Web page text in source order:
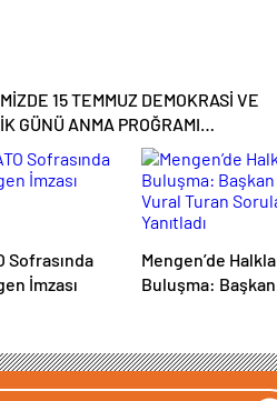
15 TEMMUZ DEMOKRASİ VE
GÜNÜ ANMA PROĞRAMI
Sofrasında
İmzası
Mengen’de Halkla
Buluşma: Başkan